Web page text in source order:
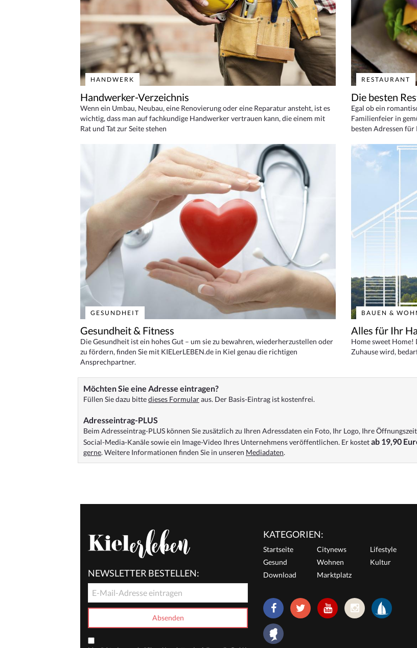
HANDWERK
Handwerker-Verzeichnis
Wenn ein Umbau, Neubau, eine Renovierung oder eine Reparatur ansteht, ist es
wichtig, dass man auf fachkundige Handwerker vertrauen kann, die einem mit
Rat und Tat zur Seite stehen
RESTAURANT
Die besten
Egal ob ein
Familienfeier in
besten Adressen für
GESUNDHEIT
Gesundheit & Fitness
Die Gesundheit ist ein hohes Gut – um sie zu bewahren, wiederherzustellen oder
zu fördern, finden Sie mit KIELerLEBEN.de in Kiel genau die richtigen
Ansprechpartner.
BAUEN &
Alles für Ihr
Home sweet Home!
Zuhause wird,
Möchten Sie eine Adresse eintragen?
Füllen Sie dazu bittedieses Formularaus. Der Basis-Eintrag ist kostenfrei.
Adresseintrag-PLUS
Beim Adresseintrag-PLUS können Sie zusätzlich zu Ihren Adressdaten ein Foto, Ihr Logo, Ihre
Social-Media-Kanäle sowie ein Image-Video Ihres Unternehmens veröffentlichen. Er kostetab 19,90
gerne. Weitere Informationen finden Sie in unseren Mediadaten.
NEWSLETTER BESTELLEN:
KATEGORIEN:
Startseite Citynews
Lifestyle
Gesund
Wohnen
Kultur
Download
Marktplatz